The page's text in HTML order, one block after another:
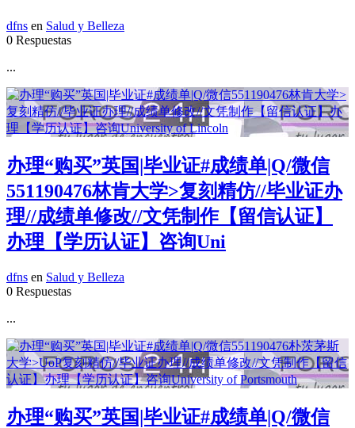
dfns en Salud y Belleza
0 Respuestas
...
办理“购买”英国|毕业证#成绩单|Q/微信
551190476林肯大学>复刻精仿//毕业证办
理//成绩单修改//文凭制作【留信认证】
办理【学历认证】咨询Uni
dfns en Salud y Belleza
0 Respuestas
...
办理“购买”英国|毕业证#成绩单|Q/微信